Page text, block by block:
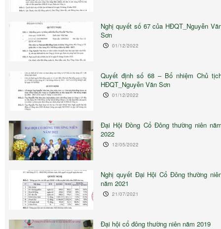
Nghị quyết số 67 của HĐQT_Nguyễn
Sơn
01/12/2022
Quyết định số 68 – Bổ nhiệm Chủ
HĐQT_Nguyễn Văn Sơn
01/12/2022
Đại Hội Đồng Cổ Đông thường niên
2022
12/05/2022
Nghị quyết Đại Hội Cổ Đông thường
năm 2021
21/07/2021
Đại hội cổ đông thường niên năm 2019